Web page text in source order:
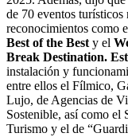
de 70 eventos
reconocimientos como
Best of the Best y el
Break Destination.
instalación y
entre ellos el Fílmico,
Lujo, de Agencias de
Sostenible, así como el
Turismo y el de